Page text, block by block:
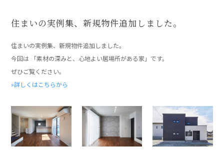
住まいの実例集、新規物件追加しました。
住まいの実例集、新規物件追加しました。
今回は 「素材の深みと、心地よい居場所がある家」です。
ぜひご覧ください。
»詳しくはこちらから